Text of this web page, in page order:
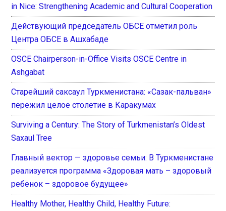
in Nice: Strengthening Academic and Cultural Cooperation
Действующий председатель ОБСЕ отметил роль
Центра ОБСЕ в Ашхабаде
OSCE Chairperson-in-Office Visits OSCE Centre in
Ashgabat
Старейший саксаул Туркменистана: «Сазак-пальван»
пережил целое столетие в Каракумах
Surviving a Century: The Story of Turkmenistan’s Oldest
Saxaul Tree
Главный вектор — здоровье семьи: В Туркменистане
реализуется программа «Здоровая мать – здоровый
ребёнок – здоровое будущее»
Healthy Mother, Healthy Child, Healthy Future: